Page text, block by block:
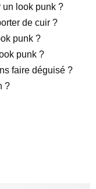
un look punk ?
de cuir ?
punk ?
punk ?
faire déguisé ?
?